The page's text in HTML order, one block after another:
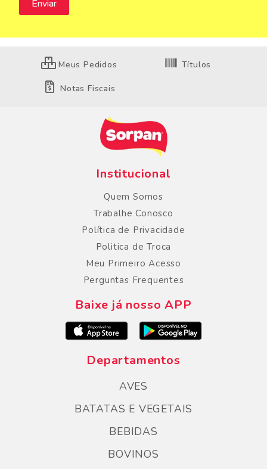
Meus Pedidos Títulos
Notas Fiscais
Institucional
Quem Somos
Trabalhe Conosco
Política de Privacidade
Politica de Troca
Meu Primeiro Acesso
Perguntas Frequentes
Baixe já nosso APP
Departamentos
AVES
BATATAS E VEGETAIS
BEBIDAS
BOVINOS